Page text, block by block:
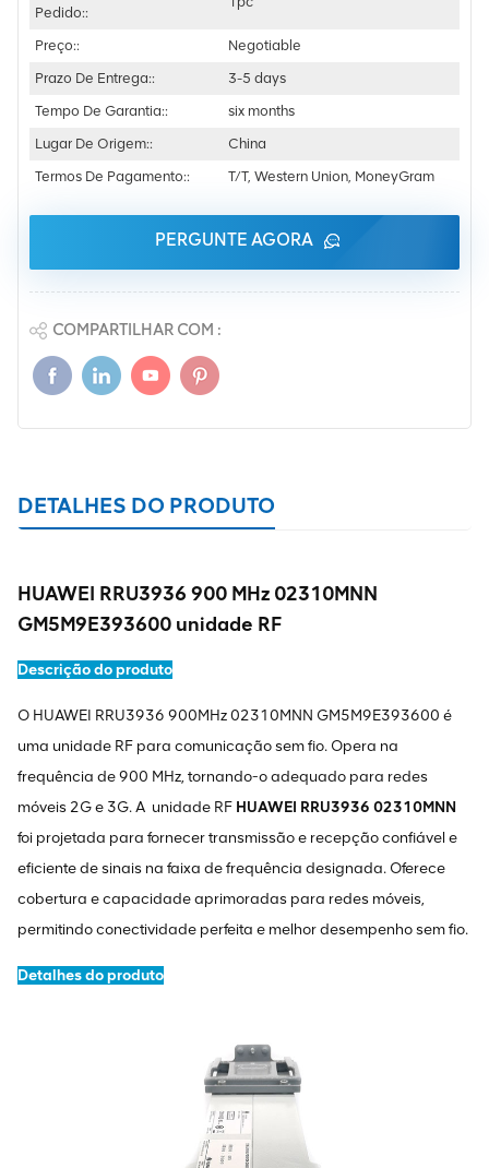
Pedido::
Preço::
Negotiable
Prazo De Entrega::
3-5 days
Tempo De Garantia::
six months
Lugar De Origem::
China
Termos De Pagamento::
T/T, Western Union, MoneyGram
PERGUNTE AGORA
COMPARTILHAR COM :
DETALHES DO PRODUTO
HUAWEI RRU3936 900 MHz 02310MNN
GM5M9E393600 unidade RF
Descrição do produto
O HUAWEI RRU3936 900MHz 02310MNN GM5M9E393600 é
uma unidade RF para comunicação sem fio. Opera na
frequência de 900 MHz, tornando-o adequado para redes
móveis 2G e 3G. A unidade RF HUAWEI RRU3936 02310MNN
foi projetada para fornecer transmissão e recepção confiável e
eficiente de sinais na faixa de frequência designada. Oferece
cobertura e capacidade aprimoradas para redes móveis,
permitindo conectividade perfeita e melhor desempenho sem fio.
Detalhes do produto